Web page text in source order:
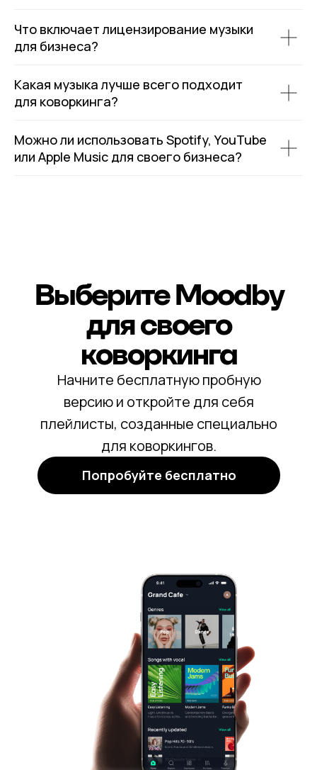
Что включает лицензирование музыки
для бизнеса?
Какая музыка лучше всего подходит
для коворкинга?
Можно ли использовать Spotify, YouTube
или Apple Music для своего бизнеса?
Выберите Moodby
для своего
коворкинга
Начните бесплатную пробную
версию и откройте для себя
плейлисты, созданные специально
для коворкингов.
Попробуйте бесплатно